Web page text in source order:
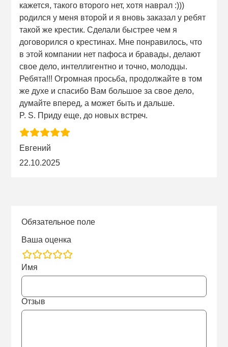
кажется, такого второго нет, хотя наврал :)))
родился у меня второй и я вновь заказал у ребят
такой же крестик. Сделали быстрее чем я
договорился о крестинах. Мне понравилось, что
в этой компании нет пафоса и бравады, делают
свое дело, интеллигентно и точно, молодцы.
Ребята!!! Огромная просьба, продолжайте в том
же духе и спасибо Вам большое за свое дело,
думайте вперед, а может быть и дальше.
P. S. Приду еще, до новых встреч.
Евгений
22.10.2025
Обязательное поле
Ваша оценка
rating
fields
Имя
Отзыв